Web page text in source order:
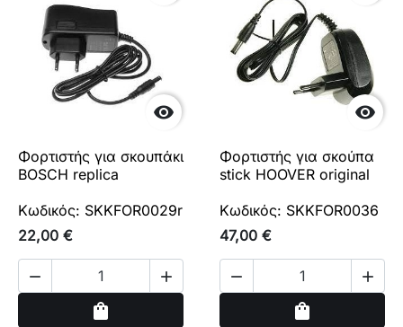

Φορτιστής για σκουπάκι
BOSCH replica
Κωδικός: SKKFOR0029r
22,00 €
 
shopping_bag

Φορτιστής για σκούπα
stick HOOVER original
Κωδικός: SKKFOR0036
47,00 €
 
shopping_bag